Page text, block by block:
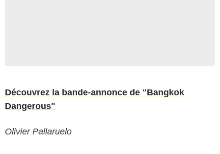
Découvrez la bande-annonce de "Bangkok
Dangerous"
Olivier Pallaruelo